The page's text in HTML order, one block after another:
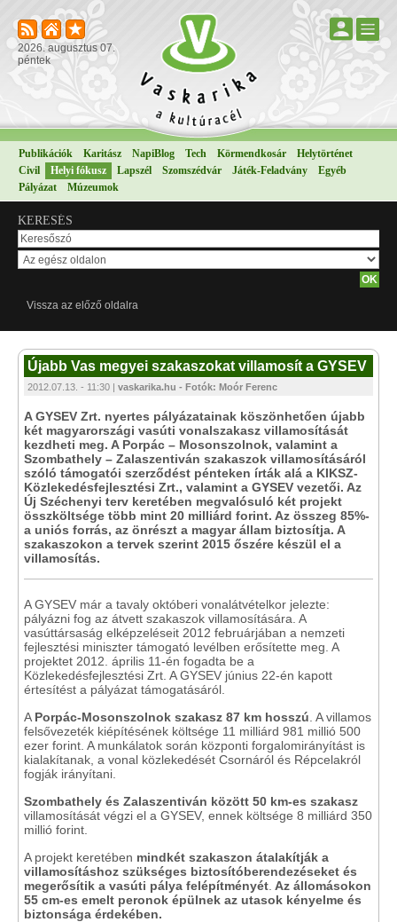
2026. augusztus 07.
péntek
Publikációk Karitász NapiBlog Tech Körmendkosár
Helytörténet
Civil
Helyi fókusz Lapszél Szomszédvár Játék-Feladvány
Egyéb
Pályázat
Múzeumok
KERESÉS
Vissza az előző oldalra
Újabb Vas megyei szakaszokat villamosít a GYSEV
2012.07.13. - 11:30 | vaskarika.hu - Fotók: Moór Ferenc
A GYSEV Zrt. nyertes pályázatainak köszönhetően újabb
két magyarországi vasúti vonalszakasz villamosítását
kezdheti meg. A Porpác – Mosonszolnok, valamint a
Szombathely – Zalaszentiván szakaszok villamosításáról
szóló támogatói szerződést pénteken írták alá a KIKSZ-
Közlekedésfejlesztési Zrt., valamint a GYSEV vezetői. Az
Új Széchenyi terv keretében megvalósuló két projekt
összköltsége több mint 20 milliárd forint. Az összeg 85%-
a uniós forrás, az önrészt a magyar állam biztosítja. A
szakaszokon a tervek szerint 2015 őszére készül el a
villamosítás.
A GYSEV már a tavaly októberi vonalátvételkor jelezte:
pályázni fog az átvett szakaszok villamosítására. A
vasúttársaság elképzeléseit 2012 februárjában a nemzeti
fejlesztési miniszter támogató levélben erősítette meg. A
projektet 2012. április 11-én fogadta be a
Közlekedésfejlesztési Zrt. A GYSEV június 22-én kapott
értesítést a pályázat támogatásáról.
A Porpác-Mosonszolnok szakasz 87 km hosszú . A villamos
felsővezeték kiépítésének költsége 11 milliárd 981 millió 500
ezer forint. A munkálatok során központi forgalomirányítást is
kialakítanak, a vonal közlekedését Csornáról és Répcelakról
fogják irányítani.
Szombathely és Zalaszentiván között 50 km-es szakasz
villamosítását végzi el a GYSEV, ennek költsége 8 milliárd 350
millió forint.
A projekt keretében mindkét szakaszon átalakítják a
villamosításhoz szükséges biztosítóberendezéseket és
megerősítik a vasúti pálya felépítményét Az állomásokon
55 cm-es emelt peronok épülnek az utasok kényelme és
biztonsága érdekében.